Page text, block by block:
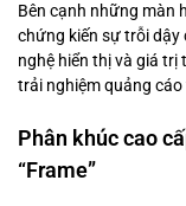
Bên cạnh những màn
chứng kiến sự trỗi dậy
nghệ hiển thị và giá
trải nghiệm quảng
Phân khúc cao
“Frame”